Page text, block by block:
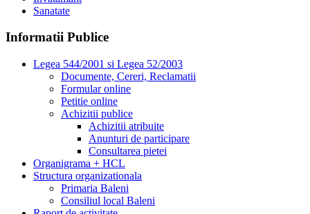
Sanatate
Informatii Publice
Legea 544/2001 si Legea 52/2003
Documente, Cereri, Reclamatii
Formular online
Petitie online
Achizitii publice
Achizitii atribuite
Anunturi de participare
Consultarea pietei
Organigrama + HCL
Structura organizationala
Primaria Baleni
Consiliul local Baleni